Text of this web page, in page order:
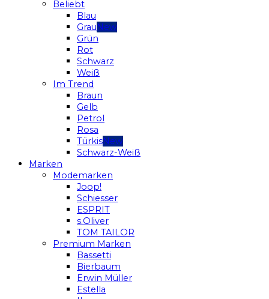
Beliebt
Blau
Grau
Grün
Rot
Schwarz
Weiß
Im Trend
Braun
Gelb
Petrol
Rosa
Türkis
Schwarz-Weiß
Marken
Modemarken
Joop!
Schiesser
ESPRIT
s.Oliver
TOM TAILOR
Premium Marken
Bassetti
Bierbaum
Erwin Müller
Estella